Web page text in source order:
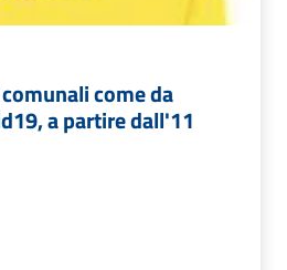
come da
a partire dall'11